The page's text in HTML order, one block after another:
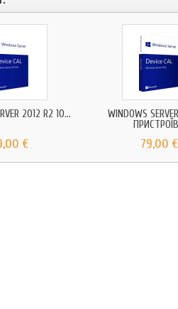
2012 R2 10...
€
WINDOWS
79,00 €